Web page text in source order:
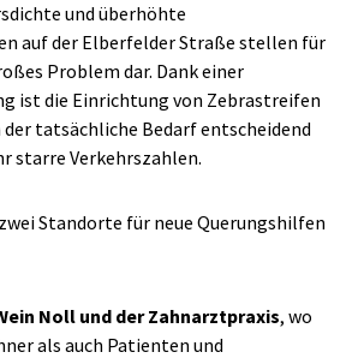
und überhöhte
auf der Elberfelder Straße stellen für
Problem dar. Dank einer
ist die Einrichtung von Zebrastreifen
der tatsächliche Bedarf entscheidend
starre Verkehrszahlen.
Standorte für neue Querungshilfen
Noll und der Zahnarztpraxis, wo
als auch Patienten und